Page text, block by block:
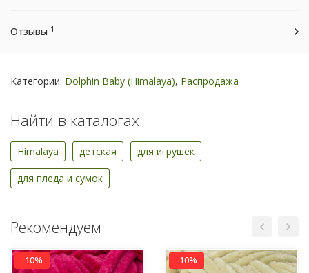
Отзывы 1
Категории: Dolphin Baby (Himalaya), Распродажа
Найти в каталогах
Himalaya детская для игрушек
для пледа и сумок
Рекомендуем
-10% -10%